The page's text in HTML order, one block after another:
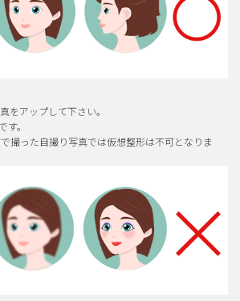
をアップして下さい。
。
撮った自撮り写真では仮想整形は不可となりま